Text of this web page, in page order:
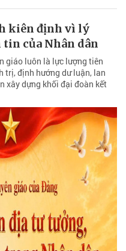
kiên định vì lý
của Nhân dân
giáo luôn là lực lượng tiên
trị, định hướng dư luận, lan
xây dựng khối đại đoàn kết